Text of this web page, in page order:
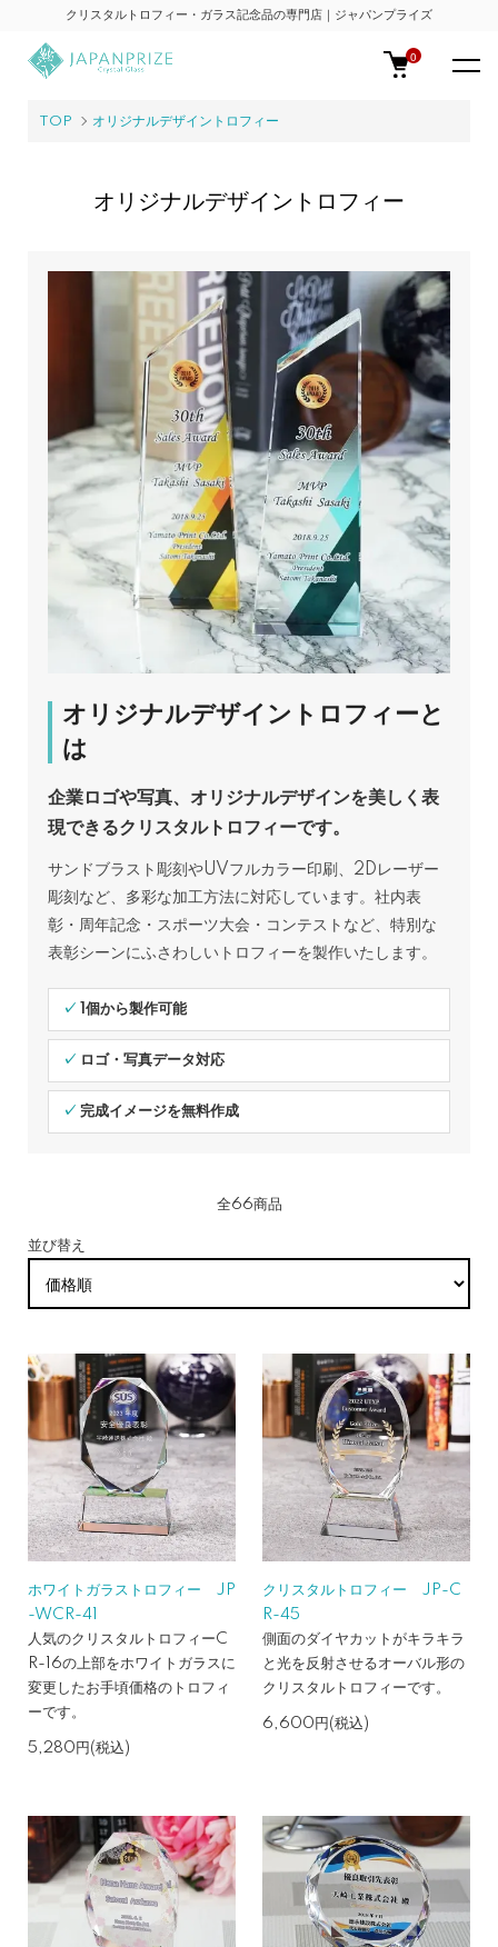
クリスタルトロフィー・ガラス記念品の専門店｜ジャパンプライズ
0
TOP オリジナルデザイントロフィー
オリジナルデザイントロフィー
オリジナルデザイントロフィーと
は
企業ロゴや写真、オリジナルデザインを美しく表
現できるクリスタルトロフィーです。
サンドブラスト彫刻やUVフルカラー印刷、2Dレーザー
彫刻など、多彩な加工方法に対応しています。社内表
彰・周年記念・スポーツ大会・コンテストなど、特別な
表彰シーンにふさわしいトロフィーを製作いたします。
✓ 1個から製作可能
✓ ロゴ・写真データ対応
✓ 完成イメージを無料作成
全66商品
並び替え
ホワイトガラストロフィー JP
-WCR-41
人気のクリスタルトロフィーC
R-16の上部をホワイトガラスに
変更したお手頃価格のトロフィ
ーです。
5,280円(税込)
クリスタルトロフィー JP-C
R-45
側面のダイヤカットがキラキラ
と光を反射させるオーバル形の
クリスタルトロフィーです。
6,600円(税込)